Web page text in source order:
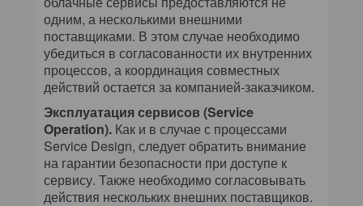
одним, а несколькими внешними
поставщиками. В этом случае необходимо
убедиться в согласованности их внутренних
процессов, а координация совместных
действий остается за компанией-заказчиком.
Эксплуатация сервисов (Service
Operation). Как и в случае с процессами
Service Design, следует обратить внимание
на гарантии безопасности при доступе к
сервису. Также необходимо согласовывать
действия нескольких внешних поставщиков.